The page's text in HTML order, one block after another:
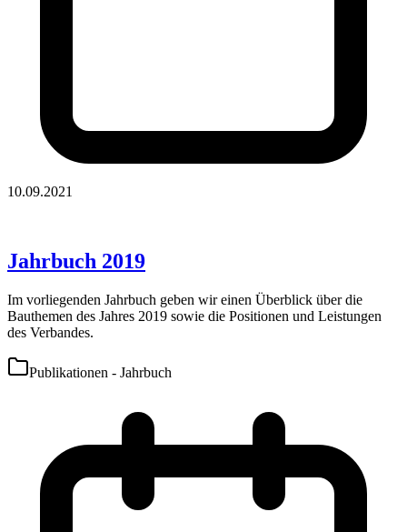
10.09.2021
Jahrbuch 2019
Im vorliegenden Jahrbuch geben wir einen Überblick über die
Bauthemen des Jahres 2019 sowie die Positionen und Leistungen
des Verbandes.
Publikationen - Jahrbuch